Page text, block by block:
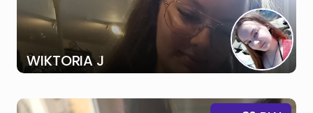
WIKTORIA J